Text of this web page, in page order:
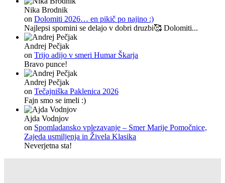
Nika Brodnik
on Dolomiti 2026… en pikič po najino :)
Najlepsi spomini se delajo v dobri druzbi🥰 Dolomiti...
Andrej Pečjak
on Trijo adijo v smeri Humar Škarja
Bravo punce!
Andrej Pečjak
on Tečajniška Paklenica 2026
Fajn smo se imeli :)
Ajda Vodnjov
on Spomladansko vplezavanje – Smer Marije Pomočnice,
Zajeda usmiljenja in Živela Klasika
Neverjetna sta!